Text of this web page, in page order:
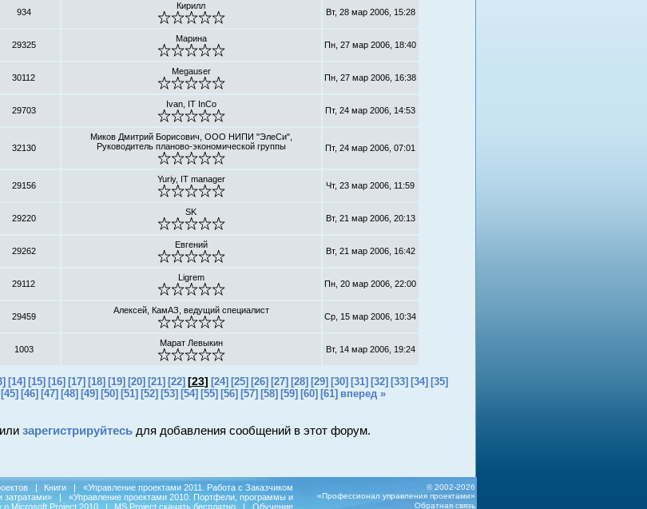
934
Кирилл
Вт, 28 мар 2006, 15:28
29325
Марина
Пн, 27 мар 2006, 18:40
30112
Megauser
Пн, 27 мар 2006, 16:38
29703
Ivan, IT InCo
Пт, 24 мар 2006, 14:53
32130
Миков Дмитрий Борисович, ООО НИПИ "ЭлеСи",
Руководитель планово-экономической группы
Пт, 24 мар 2006, 07:01
29156
Yuriy, IT manager
Чт, 23 мар 2006, 11:59
29220
SK
Вт, 21 мар 2006, 20:13
29262
Евгений
Вт, 21 мар 2006, 16:42
29112
Ligrem
Пн, 20 мар 2006, 22:00
29459
Алексей, КамАЗ, ведущий специалист
Ср, 15 мар 2006, 10:34
1003
Марат Левыкин
Вт, 14 мар 2006, 19:24
[14] [15] [16] [17] [18] [19] [20] [21] [22] [23] [24] [25] [26] [27] [28] [29] [30] [31] [32] [33] [34] [35]
[45] [46] [47] [48] [49] [50] [51] [52] [53] [54] [55] [56] [57] [58] [59] [60] [61] вперед »
или зарегистрируйтесь для добавления сообщений в этот форум.
| Книги |
«Управление проектами 2011. Работа с Заказчиком
затратами» |
«Управление проектами 2010. Портфели, программы и
о Microsoft Project 2010 | MS Project скачать бесплатно | Обучение
© 2002-2026
«Профессионал управления проектами»
Обратная связь